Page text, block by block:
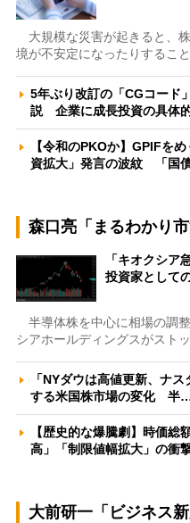
大規模な災害が起きると、
境が不安定になったりするこ
5年ぶり改訂の「CGコード
説 企業に成長投資の具体
【令和のPKOか】GPIFを
資拡大」発言の波紋 「国
森口亮「まるわかり市
「キオクシ
投資家として
半導体株を中心に相場の調
シアホールディングスがスト
「NYダウは高値更新、ナ
する米国株市場の変化 半
【歴史的な爆騰劇】時価総
高」「制限値幅拡大」の
大前研一「ビジネス